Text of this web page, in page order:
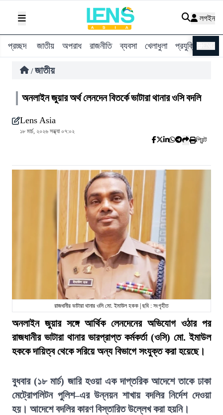
লগইন
প্রচ্ছদ জাতীয় অপরাধ রাজনীতি ব্যবসা খেলাধুলা প্রযুক্তি
/ জাতীয়
অনলাইন জুয়ার অর্থ লেনদেন বিতর্কে ভাটারা থানার ওসি বদলি
Lens Asia
১৮ মার্চ, ২০২৬ সন্ধ্যা ০৭:০২
প্রিন্ট
রাজধানীর ভাটারা থানার ওসি মো. ইমাউল হকক | ছবি : সংগৃহীত
অনলাইন জুয়ার সঙ্গে আর্থিক লেনদেনের অভিযোগ ওঠার পর
রাজধানীর ভাটারা থানার ভারপ্রাপ্ত কর্মকর্তা (ওসি) মো. ইমাউল
হককে দায়িত্ব থেকে সরিয়ে অন্য বিভাগে সংযুক্ত করা হয়েছে।
বুধবার (১৮ মার্চ) জারি হওয়া এক দাপ্তরিক আদেশে তাকে ঢাকা
মেট্রোপলিটন পুলিশ–এর উন্নয়ন শাখায় বদলির নির্দেশ দেওয়া
হয়। আদেশে বদলির কারণ বিস্তারিত উল্লেখ করা হয়নি।